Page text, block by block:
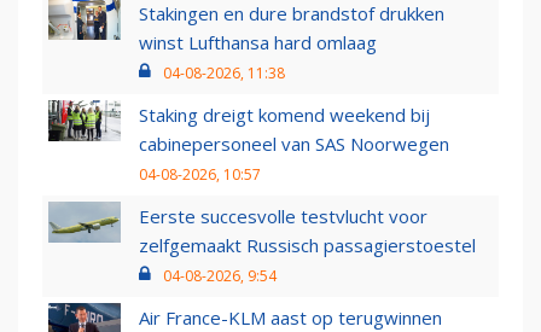
Stakingen en dure brandstof drukken
winst Lufthansa hard omlaag
04-08-2026, 11:38
Staking dreigt komend weekend bij
cabinepersoneel van SAS Noorwegen
04-08-2026, 10:57
Eerste succesvolle testvlucht voor
zelfgemaakt Russisch passagierstoestel
04-08-2026, 9:54
Air France-KLM aast op terugwinnen